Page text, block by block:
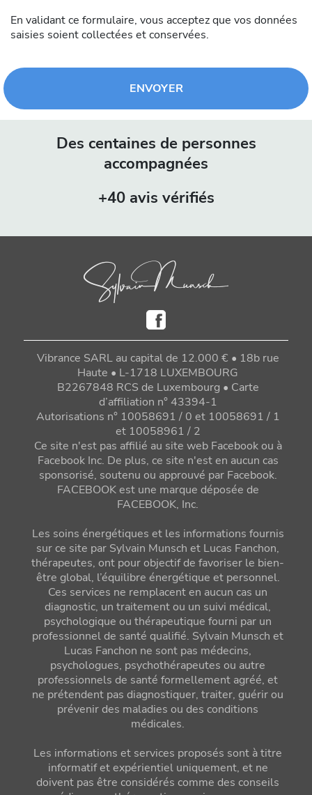
En validant ce formulaire, vous acceptez que vos données
saisies soient collectées et conservées.
ENVOYER
Des centaines de personnes
accompagnées
+40 avis vérifiés
Vibrance SARL au capital de 12.000 € • 18b rue
Haute • L-1718 LUXEMBOURG
B2267848 RCS de Luxembourg • Carte
d’affiliation n° 43394-1
Autorisations n° 10058691 / 0 et 10058691 / 1
et 10058961 / 2
Ce site n'est pas affilié au site web Facebook ou à
Facebook Inc. De plus, ce site n'est en aucun cas
sponsorisé, soutenu ou approuvé par Facebook.
FACEBOOK est une marque déposée de
FACEBOOK, Inc.
Les soins énergétiques et les informations fournis
sur ce site par Sylvain Munsch et Lucas Fanchon,
thérapeutes, ont pour objectif de favoriser le bien-
être global, l’équilibre énergétique et personnel.
Ces services ne remplacent en aucun cas un
diagnostic, un traitement ou un suivi médical,
psychologique ou thérapeutique fourni par un
professionnel de santé qualifié. Sylvain Munsch et
Lucas Fanchon ne sont pas médecins,
psychologues, psychothérapeutes ou autre
professionnels de santé formellement agréé, et
ne prétendent pas diagnostiquer, traiter, guérir ou
prévenir des maladies ou des conditions
médicales.
Les informations et services proposés sont à titre
informatif et expérientiel uniquement, et ne
doivent pas être considérés comme des conseils